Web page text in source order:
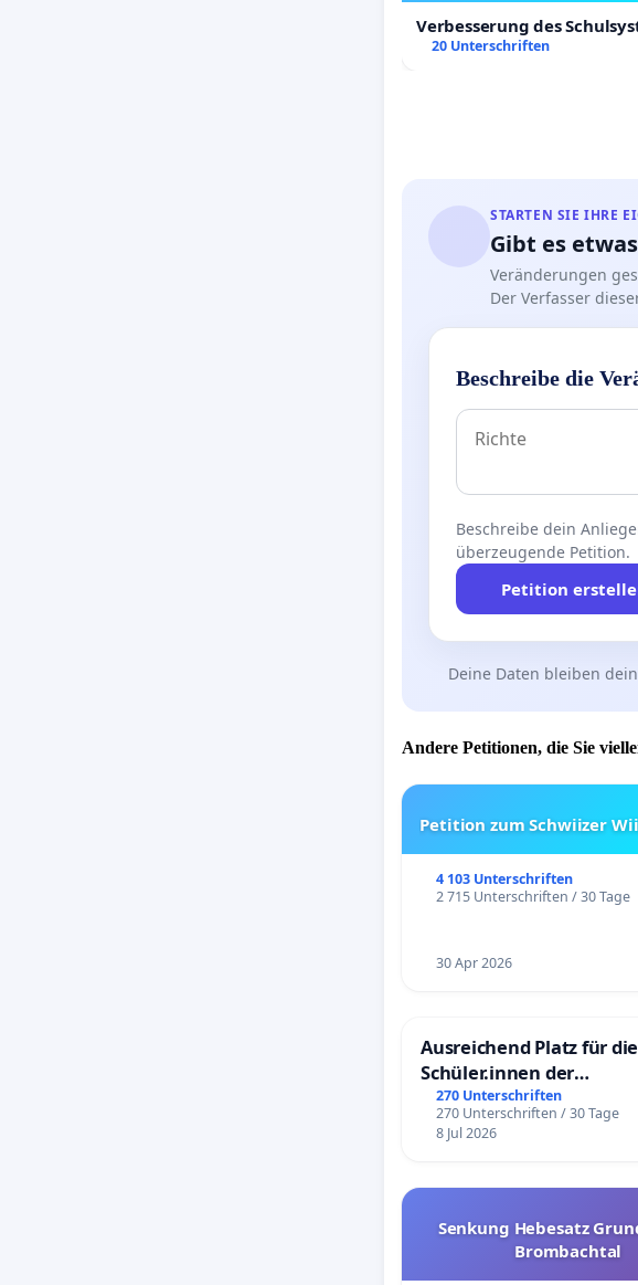
Verbesserung des
20 Unterschriften
STARTEN SIE IHRE
Gibt es
Veränderungen
Der Verfasser
Beschreibe die
Beschreibe dein
überzeugende Petition.
Petition
Deine Daten bleiben
Andere Petitionen, die Sie
Petition zum Schwiizer
4 103 Unterschriften
2 715 Unterschriften / 30 Tage
30 Apr 2026
Ausreichend Platz für die
Schüler.innen der
Schönbergschule
270 Unterschriften
270 Unterschriften / 30 Tage
8 Jul 2026
Senkung Hebesatz
Brombachtal